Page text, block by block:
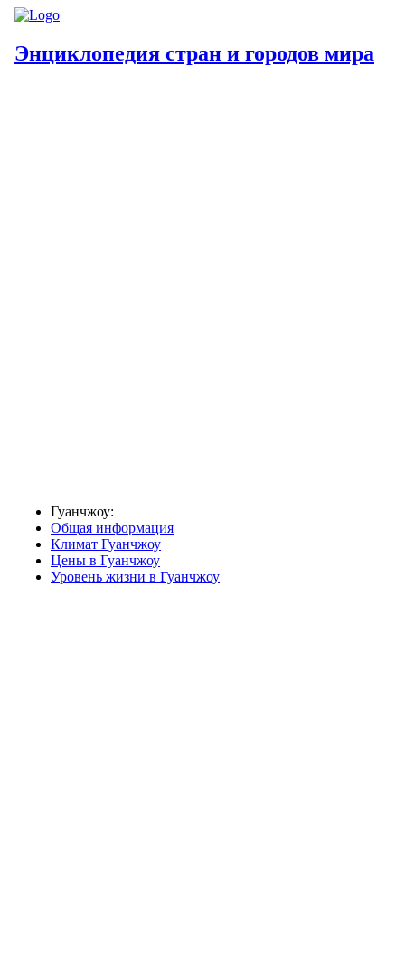
Энциклопедия стран и городов мира
Гуанчжоу:
Общая информация
Климат Гуанчжоу
Цены в Гуанчжоу
Уровень жизни в Гуанчжоу